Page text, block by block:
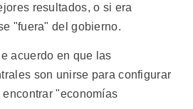
resultados, o si era
"fuera" del gobierno.
acuerdo en que las
son unirse para configurar
"economías